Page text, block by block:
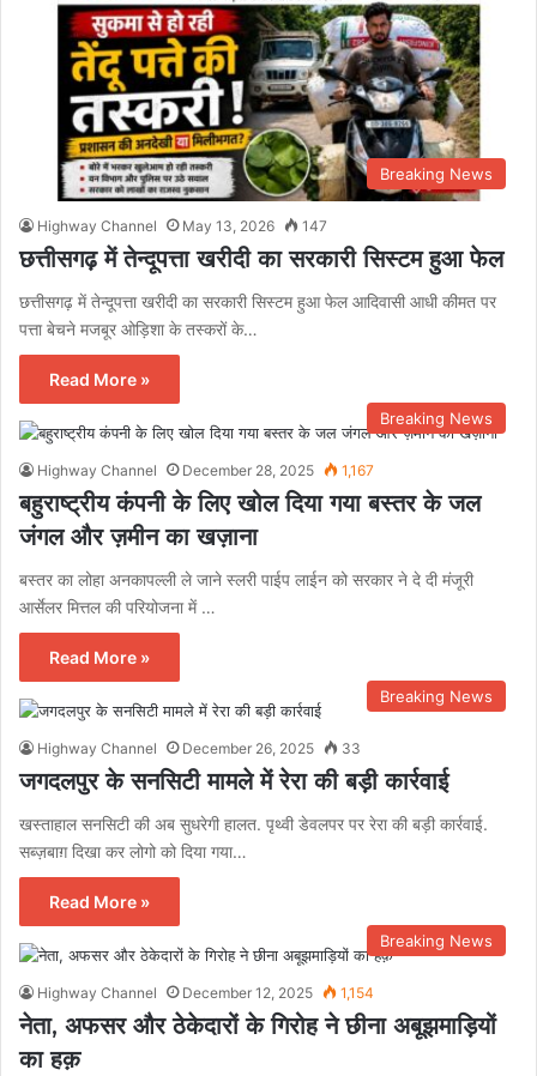
Breaking News
Highway Channel May 13, 2026 147
छत्तीसगढ़ में तेन्दूपत्ता खरीदी का सरकारी सिस्टम हुआ फेल
छत्तीसगढ़ में तेन्दूपत्ता खरीदी का सरकारी सिस्टम हुआ फेल आदिवासी आधी कीमत पर
पत्ता बेचने मजबूर ओड़िशा के तस्करों के…
Read More »
Breaking News
Highway Channel December 28, 2025 1,167
बहुराष्ट्रीय कंपनी के लिए खोल दिया गया बस्तर के जल
जंगल और ज़मीन का खज़ाना
बस्तर का लोहा अनकापल्ली ले जाने स्लरी पाईप लाईन को सरकार ने दे दी मंजूरी
आर्सेलर मित्तल की परियोजना में …
Read More »
Breaking News
Highway Channel December 26, 2025 33
जगदलपुर के सनसिटी मामले में रेरा की बड़ी कार्रवाई
खस्ताहाल सनसिटी की अब सुधरेगी हालत. पृथ्वी डेवलपर पर रेरा की बड़ी कार्रवाई.
सब्ज़बाग़ दिखा कर लोगो को दिया गया…
Read More »
Breaking News
Highway Channel December 12, 2025 1,154
नेता, अफसर और ठेकेदारों के गिरोह ने छीना अबूझमाड़ियों
का हक़